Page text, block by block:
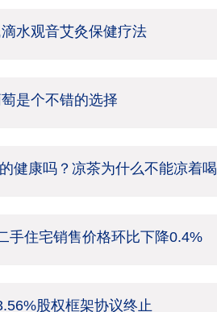
水观音艾灸保健疗法
是个不错的选择
健康吗？凉茶为什么不能凉着喝
手住宅销售价格环比下降0.4%
股权框架协议终止